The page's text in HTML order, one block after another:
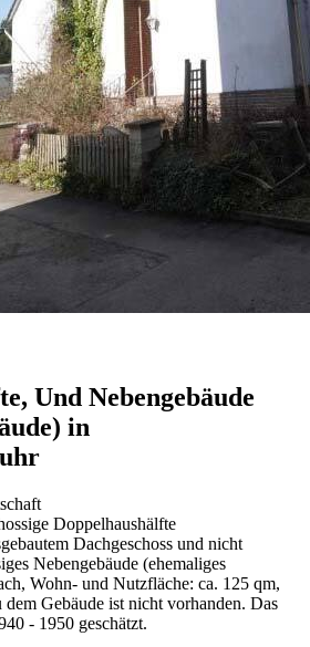
Und Nebengebäude
in
Doppelhaushälfte
Dachgeschoss und nicht
Nebengebäude (ehemaliges
Wohn- und Nutzfläche: ca. 125 qm,
Gebäude ist nicht vorhanden. Das
- 1950 geschätzt.